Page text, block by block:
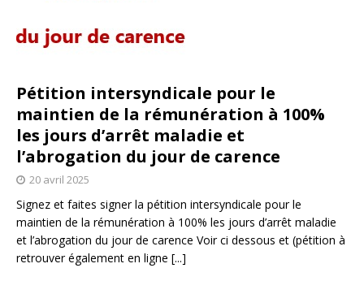
Pétition intersyndicale pour le
maintien de la rémunération à 100%
les jours d’arrêt maladie et
l’abrogation du jour de carence
20 avril 2025
Signez et faites signer la pétition intersyndicale pour le
maintien de la rémunération à 100% les jours d’arrêt maladie
et l’abrogation du jour de carence Voir ci dessous et (pétition à
retrouver également en ligne [...]